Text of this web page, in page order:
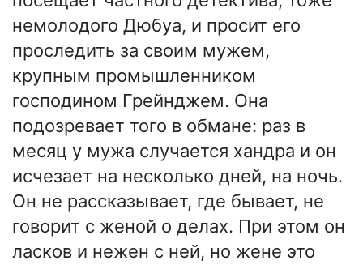
немолодого Дюбуа, и просит его
проследить за своим мужем,
крупным промышленником
господином Грейнджем. Она
подозревает того в обмане: раз в
месяц у мужа случается хандра и он
исчезает на несколько дней, на ночь.
Он не рассказывает, где бывает, не
говорит с женой о делах. При этом он
ласков и нежен с ней, но жене это